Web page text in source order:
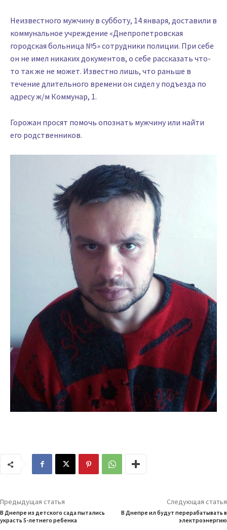
Неизвестного мужчину в субботу, 14 января, доставили в
коммунальное учреждение «Днепропетровская
городская больница №5» сотрудники полиции. При себе
он не имел никаких документов, о себе рассказать что-
то так же не может. Известно лишь, что раньше в
течение длительного времени он сидел у подъезда по
адресу ж/м Коммунар, 1.
Горожан просят помочь опознать мужчину или найти
его родственников.
Предыдущая статья
В Днепре из детского сада пытались
украсть 5-летнего ребенка
Следующая статья
В Днепре ил будут перерабатывать в
электроэнергию